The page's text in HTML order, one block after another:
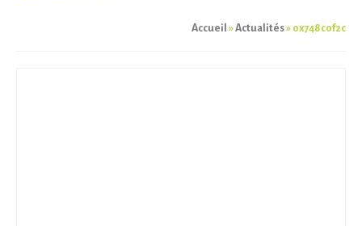
Accueil »Actualités» 0x748c0f2c